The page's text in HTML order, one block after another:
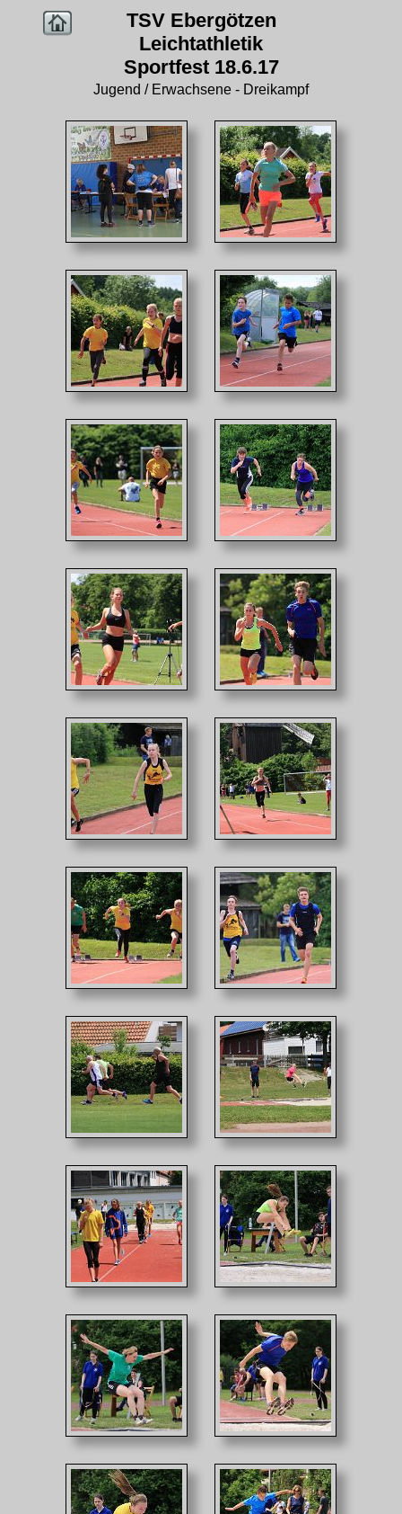
TSV Ebergötzen
Leichtathletik
Sportfest 18.6.17
Jugend / Erwachsene - Dreikampf